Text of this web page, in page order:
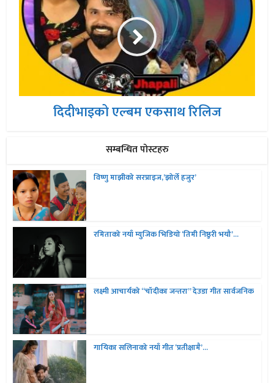
दिदीभाइको एल्बम एकसाथ रिलिज
सम्बन्धित पोस्टहरु
विष्णु माझीको सरप्राइज,’झोर्ले हजुर’
रमिताको नयाँ म्युजिक भिडियो ‘तिमी निष्ठुरी भयौ’...
लक्ष्मी आचार्यको “चॉदीका जन्तरा” देउडा गीत सार्वजनिक
गायिका सलिनाको नयाँ गीत ‘प्रतीक्षामै’...